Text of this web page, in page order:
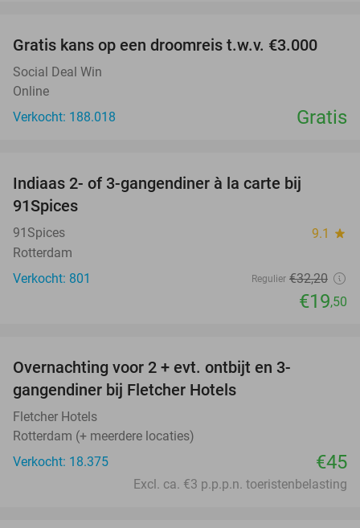
Gratis kans op een droomreis t.w.v. €3.000
Social Deal Win
Online
Verkocht: 188.018
Gratis
Indiaas 2- of 3-gangendiner à la carte bij
91Spices
91Spices 9.1 star
Rotterdam
Verkocht: 801
Regulier €32,20
€19,50
Overnachting voor 2 + evt. ontbijt en 3-
gangendiner bij Fletcher Hotels
Fletcher Hotels
Rotterdam (+ meerdere locaties)
Verkocht: 18.375
€45
Excl. ca. €3 p.p.p.n. toeristenbelasting